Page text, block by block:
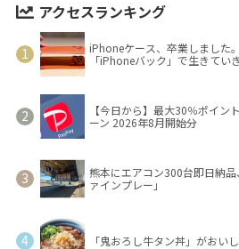
アクセスランキング
iPhoneケース、卒業しました
「iPhoneバック」で生きていき
【今日から】最大30％ポイン
ーン 2026年8月開始分
熊本にエアコン300台即日納
ァインプレー」
「鬼おろし牛タン丼」がおい